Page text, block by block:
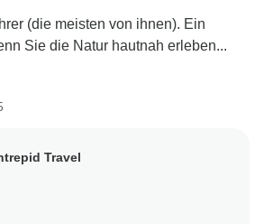
(die meisten von ihnen). Ein
Sie die Natur hautnah erleben...
Travel